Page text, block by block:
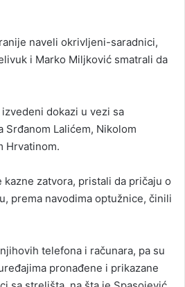
naveli okrivljeni-saradnici,
i Marko Miljković smatrali da
dokazi u vezi sa
Lalićem, Nikolom
Hrvatinom.
kazne zatvora, pristali da pričaju o
prema navodima optužnice, činili
telefona i računara, pa su
pronađene i prikazane